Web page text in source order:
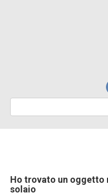
Ho trovato un oggetto
solaio